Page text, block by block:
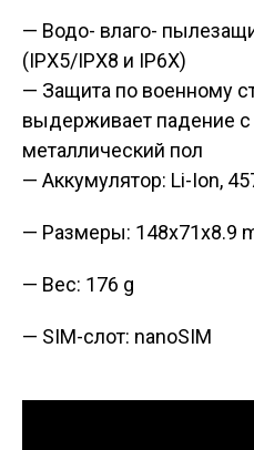
— Водо- влаго-
(IPX5/IPX8 и IP6X)
— Защита по военному
выдерживает падение
металлический пол
— Аккумулятор: Li-Ion,
— Размеры: 148x71x8.9
— Вес: 176 g
— SIM-слот: nanoSIM